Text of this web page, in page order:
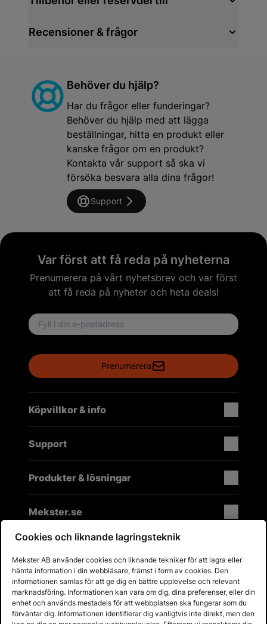
Recensioner & frågor
Behöver du hjälp?
Har du frågor eller funderingar?
Behöver du hjälp med att lägga
beställningar, hitta en produkt eller
kanske frågor om en produkt?
Kontakta vår support så ska vi
försöka besvara alla dina frågor!
Support
Var först att få reda på nyheterna
Prenumerera på vårt nyhetsbrev och var först
att få reda på nyheter och heta deals!
Email address
Prenumerera
Köpvillkor & info
Support
Produkter & lösningar
Mekster.se
Prisgaranti på reservdelar
Lager i Sverige
60 dagars öppet köp
Fria returer
Cookies och liknande lagringsteknik
Mekster AB använder cookies och liknande tekniker för att lagra eller
hämta information i din webbläsare, främst i form av cookies. Den
informationen samlas för att ge dig en bättre upplevelse och relevant
marknadsföring. Informationen kan vara om dig, dina preferenser, eller din
enhet och används mestadels för att webbplatsen ska fungerar som du
förväntar dig. Informationen identifierar dig vanligtvis inte direkt, men den